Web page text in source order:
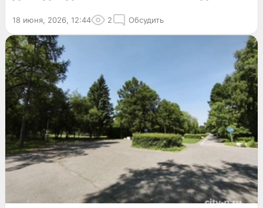
18 июня, 2026, 12:44 2 Обсудить